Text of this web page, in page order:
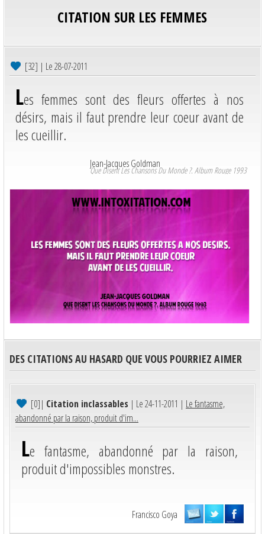
CITATION SUR LES FEMMES
[32] | Le 28-07-2011
Les femmes sont des fleurs offertes à nos
désirs, mais il faut prendre leur coeur avant de
les cueillir.
Jean-Jacques Goldman
Que Disent Les Chansons Du Monde ?. Album Rouge 1993
DES CITATIONS AU HASARD QUE VOUS POURRIEZ AIMER
[0]| Citation inclassables | Le 24-11-2011 | Le fantasme,
abandonné par la raison, produit d'im...
Le fantasme, abandonné par la raison,
produit d'impossibles monstres.
Francisco Goya